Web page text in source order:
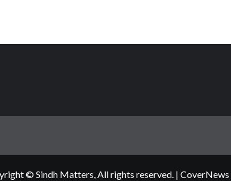
© Sindh Matters, All rights reserved. | CoverNews